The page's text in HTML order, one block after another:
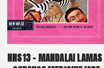
NNS13 – MANDALAI LAMAS